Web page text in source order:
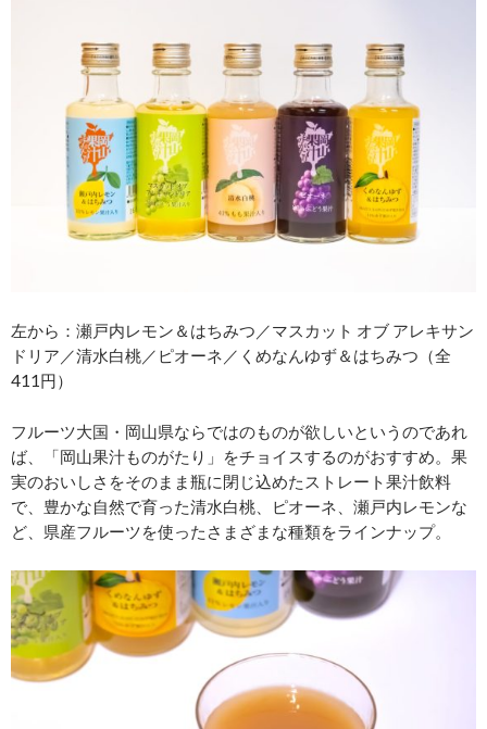
左から：瀬戸内レモン＆はちみつ／マスカット オブ アレキサン
ドリア／清水白桃／ピオーネ／くめなんゆず＆はちみつ（全
411円）
フルーツ大国・岡山県ならではのものが欲しいというのであれ
ば、「岡山果汁ものがたり」をチョイスするのがおすすめ。果
実のおいしさをそのまま瓶に閉じ込めたストレート果汁飲料
で、豊かな自然で育った清水白桃、ピオーネ、瀬戸内レモンな
ど、県産フルーツを使ったさまざまな種類をラインナップ。